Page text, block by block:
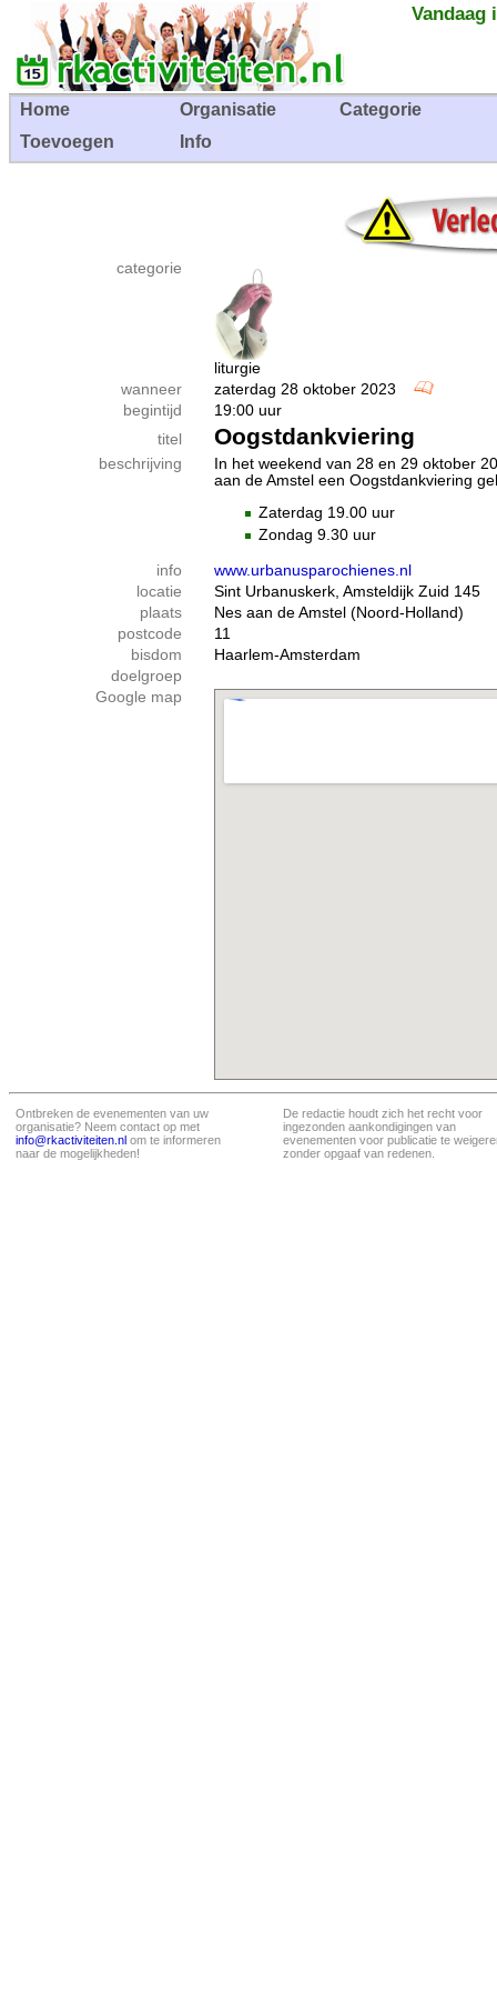
Vandaag
Home Organisatie
Categorie
Toevoegen
Info
categorie
liturgie
wanneer
zaterdag 28 oktober 2023
begintijd
19:00 uur
titel
Oogstdankviering
beschrijving
In het weekend van 28 en 29 oktober
aan de Amstel een Oogstdankviering
Zaterdag 19.00 uur
Zondag 9.30 uur
info
www.urbanusparochienes.nl
locatie
Sint Urbanuskerk, Amsteldijk Zuid 145
plaats
Nes aan de Amstel (Noord-Holland)
postcode
11
bisdom
Haarlem-Amsterdam
doelgroep
Google map
Ontbreken de evenementen van uw
organisatie? Neem contact op met
info@rkactiviteiten.nl om te informeren
naar de mogelijkheden!
De redactie houdt zich het recht voor
ingezonden aankondigingen van
evenementen voor publicatie te
zonder opgaaf van redenen.